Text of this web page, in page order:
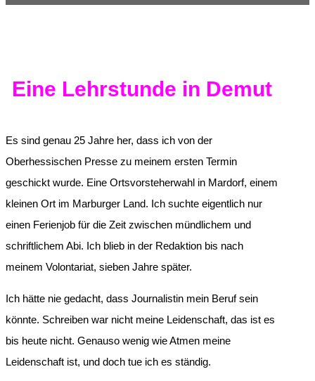
Eine Lehrstunde in Demut
Es sind genau 25 Jahre her, dass ich von der
Oberhessischen Presse zu meinem ersten Termin
geschickt wurde. Eine Ortsvorsteherwahl in Mardorf, einem
kleinen Ort im Marburger Land. Ich suchte eigentlich nur
einen Ferienjob für die Zeit zwischen mündlichem und
schriftlichem Abi. Ich blieb in der Redaktion bis nach
meinem Volontariat, sieben Jahre später.
Ich hätte nie gedacht, dass Journalistin mein Beruf sein
könnte. Schreiben war nicht meine Leidenschaft, das ist es
bis heute nicht. Genauso wenig wie Atmen meine
Leidenschaft ist, und doch tue ich es ständig.